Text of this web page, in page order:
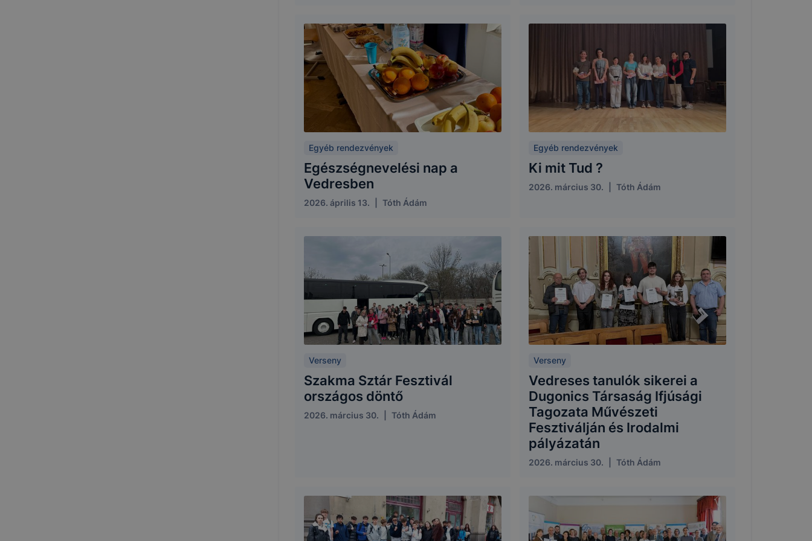
Egyéb rendezvények
Egészségnevelési nap a
Vedresben
2026. április 13. Tóth Ádám
Egyéb rendezvények
Ki mit Tud ?
2026. március 30. Tóth Ádám
Verseny
Szakma Sztár Fesztivál
országos döntő
2026. március 30. Tóth Ádám
Verseny
Vedreses tanulók sikerei a
Dugonics Társaság Ifjúsági
Tagozata Művészeti
Fesztiválján és Irodalmi
pályázatán
2026. március 30. Tóth Ádám